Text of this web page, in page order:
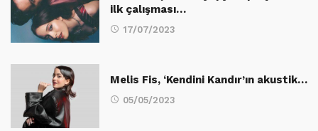
ilk çalışması…
17/07/2023
Melis Fis, ‘Kendini Kandır’ın akustik…
05/05/2023